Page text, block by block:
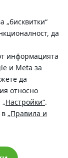
„бисквитки“
да
информацията
и Meta за
да
относно
„Настройки“.
„Правила и